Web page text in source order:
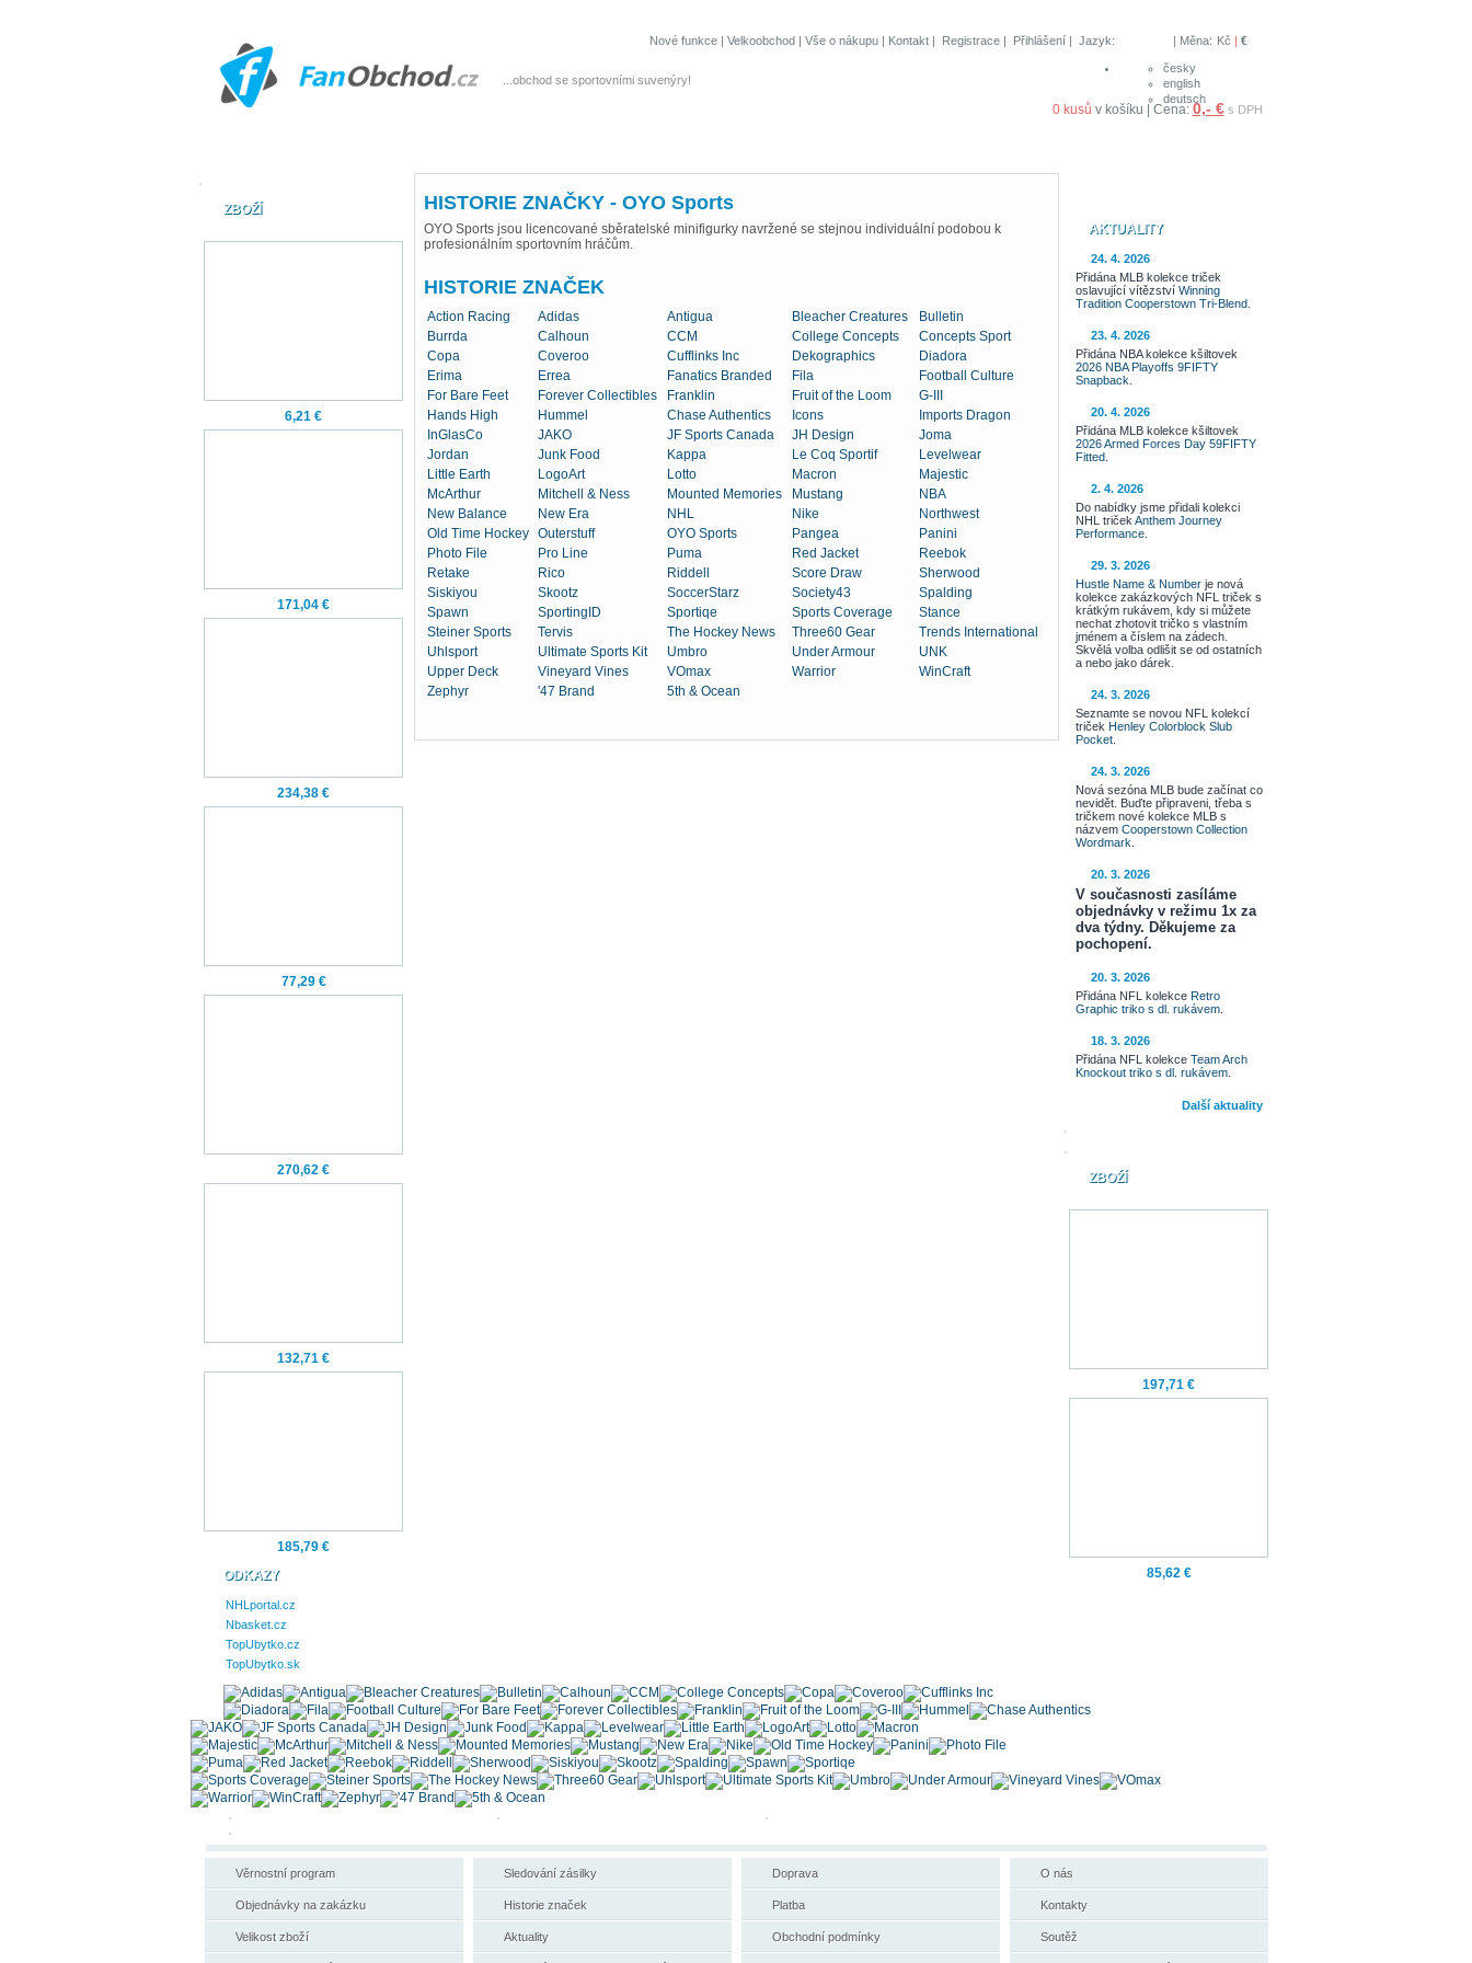
...obchod se sportovními suvenýry!
Nové funkce| Velkoobchod| Vše o nákupu| Kontakt| Registrace| Přihlášení| Jazyk:
česky
english
deutsch
| Měna: Kč | €
0 kusů v košíku | Cena: 0,- € s DPH
ZBOŽÍ
6,21 €
171,04 €
234,38 €
77,29 €
270,62 €
132,71 €
185,79 €
ODKAZY
NHLportal.cz
Nbasket.cz
TopUbytko.cz
TopUbytko.sk
HISTORIE ZNAČKY - OYO Sports
OYO Sports jsou licencované sběratelské minifigurky navržené se stejnou individuální podobou k
profesionálním sportovním hráčům.
HISTORIE ZNAČEK
Action Racing Adidas Antigua Bleacher Creatures
Bulletin
Burrda
Calhoun CCM College Concepts
Concepts Sport
Copa
Coveroo Cufflinks Inc Dekographics
Diadora
Erima
Errea Fanatics Branded Fila
Football Culture
For Bare Feet
Forever Collectibles Franklin Fruit of the Loom
G-III
Hands High
Hummel Chase Authentics Icons
Imports Dragon
InGlasCo
JAKO JF Sports Canada JH Design
Joma
Jordan
Junk Food Kappa Le Coq Sportif
Levelwear
Little Earth
LogoArt Lotto Macron
Majestic
McArthur
Mitchell & Ness Mounted Memories Mustang
NBA
New Balance
New Era NHL Nike
Northwest
Old Time Hockey
Outerstuff OYO Sports Pangea
Panini
Photo File
Pro Line Puma Red Jacket
Reebok
Retake
Rico Riddell Score Draw
Sherwood
Siskiyou
Skootz SoccerStarz Society43
Spalding
Spawn
SportingID Sportiqe Sports Coverage
Stance
Steiner Sports
Tervis The Hockey News Three60 Gear
Trends International
Uhlsport
Ultimate Sports Kit Umbro Under Armour
UNK
Upper Deck
Vineyard Vines VOmax Warrior
WinCraft
Zephyr
'47 Brand 5th & Ocean
AKTUALITY
24. 4. 2026
Přidána MLB kolekce triček
oslavující vítězství Winning
Tradition Cooperstown Tri-Blend.
23. 4. 2026
Přidána NBA kolekce kšiltovek
2026 NBA Playoffs 9FIFTY
Snapback
20. 4. 2026
Přidána MLB kolekce kšiltovek
2026 Armed Forces Day 59FIFTY
Fitted.
2. 4. 2026
Do nabídky jsme přidali kolekci
NHL triček Anthem Journey
Performance.
29. 3. 2026
Hustle Name & Numberje nová
kolekce zakázkových NFL triček s
krátkým rukávem, kdy si můžete
nechat zhotovit tričko s vlastním
jménem a číslem na zádech.
Skvělá volba odlišit se od ostatních
a nebo jako dárek.
24. 3. 2026
Seznamte se novou NFL kolekcí
triček Henley Colorblock Slub
Pocket.
24. 3. 2026
Nová sezóna MLB bude začínat co
nevidět. Buďte připraveni, třeba s
tričkem nové kolekce MLB s
názvem Cooperstown Collection
Wordmark
20. 3. 2026
V současnosti zasíláme
objednávky v režimu 1x za
dva týdny. Děkujeme za
pochopení.
20. 3. 2026
Přidána NFL kolekce Retro
Graphic triko s dl. rukávem.
18. 3. 2026
Přidána NFL kolekce Team Arch
Knockout triko s dl. rukávem.
Další aktuality
ZBOŽÍ
197,71 €
85,62 €
Věrnostní program
Objednávky na zakázku
Velikost zboží
Sledování zásilky
Historie značek
Aktuality
Doprava
Platba
Obchodní podmínky
O nás
Kontakty
Soutěž